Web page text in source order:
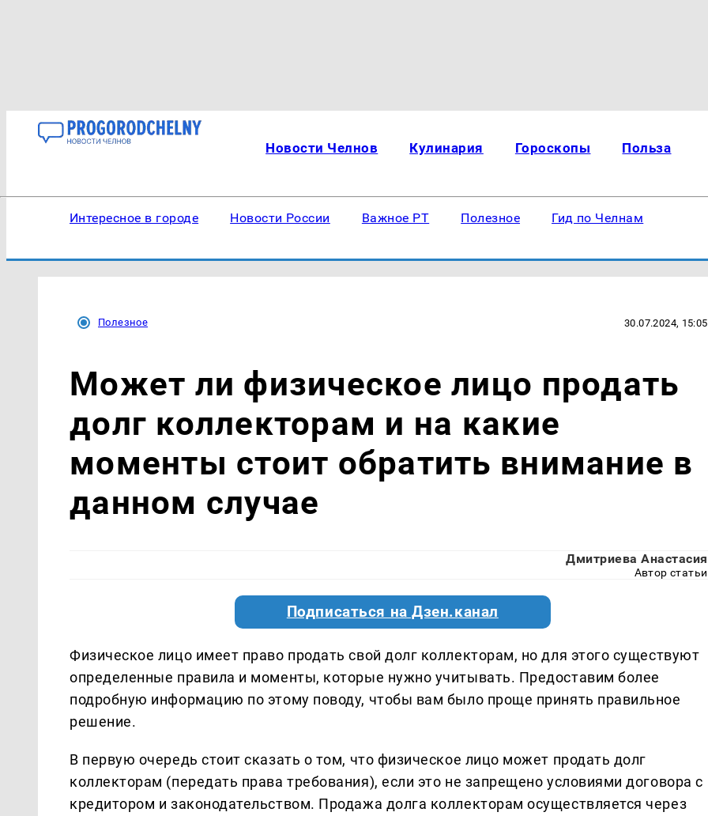
Новости Челнов Кулинария Гороскопы Польза
Интересное в городе Новости России Важное РТ Полезное Гид по Челнам
Полезное 30.07.2024, 15:05
Может ли физическое лицо продать
долг коллекторам и на какие
моменты стоит обратить внимание в
данном случае
Дмитриева Анастасия
Автор статьи
Подписаться на Дзен.канал
Физическое лицо имеет право продать свой долг коллекторам, но для этого существуют
определенные правила и моменты, которые нужно учитывать. Предоставим более
подробную информацию по этому поводу, чтобы вам было проще принять правильное
решение.
В первую очередь стоит сказать о том, что физическое лицо может продать долг
коллекторам (передать права требования), если это не запрещено условиями договора с
кредитором и законодательством. Продажа долга коллекторам осуществляется через